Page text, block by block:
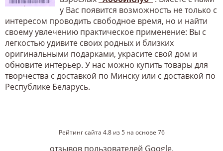
у Вас появится возможность не только с
интересом проводить свободное время, но и найти
своему увлечению практическое применение: Вы с
легкостью удивите своих родных и близких
оригинальными подарками, украсите свой дом и
обновите интерьер. У нас можно купить товары для
творчества с доставкой по Минску или с доставкой по
Республике Беларусь.
Рейтинг сайта 4.8из5на основе 76
отзывов пользователей Google.